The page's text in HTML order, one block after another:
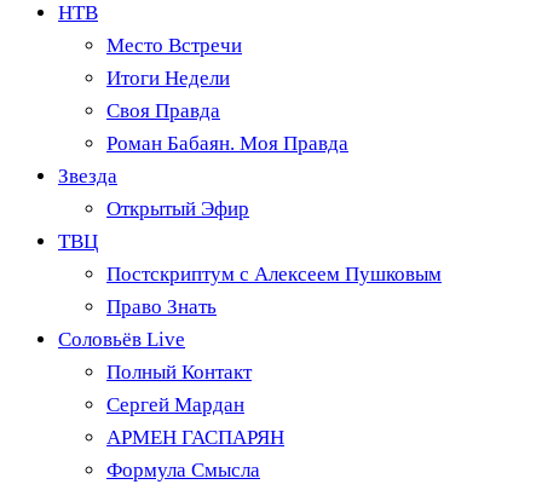
НТВ
Место Встречи
Итоги Недели
Своя Правда
Роман Бабаян. Моя Правда
Звезда
Открытый Эфир
ТВЦ
Постскриптум с Алексеем Пушковым
Право Знать
Соловьёв Live
Полный Контакт
Сергей Мардан
АРМЕН ГАСПАРЯН
Формула Смысла